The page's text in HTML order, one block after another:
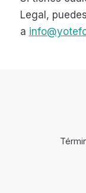
Legal,
a